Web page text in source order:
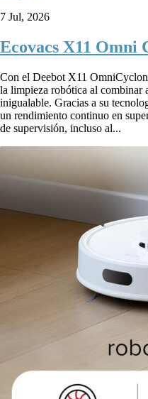
7 Jul, 2026
Ecovacs X11 Omni
Con el Deebot X11
la limpieza robótica al combinar
inigualable. Gracias a su
un rendimiento continuo en
de supervisión, incluso al...